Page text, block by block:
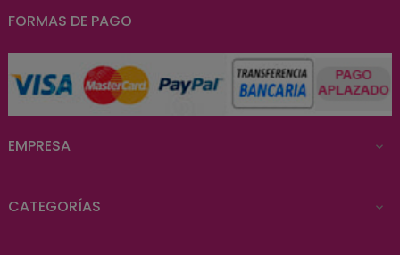
FORMAS DE PAGO
EMPRESA 
CATEGORÍAS 